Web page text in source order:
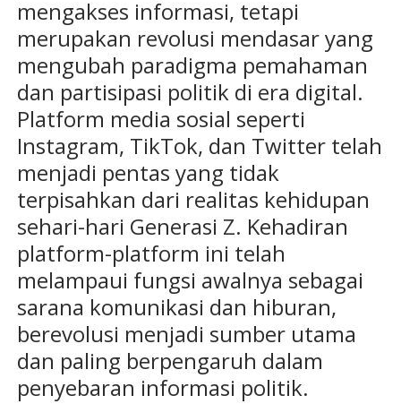
mengakses informasi, tetapi
merupakan revolusi mendasar yang
mengubah paradigma pemahaman
dan partisipasi politik di era digital.
Platform media sosial seperti
Instagram, TikTok, dan Twitter telah
menjadi pentas yang tidak
terpisahkan dari realitas kehidupan
sehari-hari Generasi Z. Kehadiran
platform-platform ini telah
melampaui fungsi awalnya sebagai
sarana komunikasi dan hiburan,
berevolusi menjadi sumber utama
dan paling berpengaruh dalam
penyebaran informasi politik.